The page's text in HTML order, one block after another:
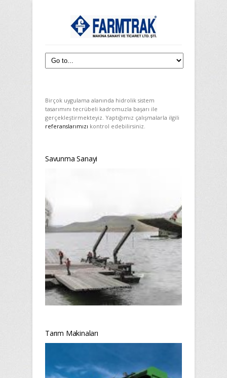
Birçok uygulama alanında hidrolik sistem
tasarımını tecrübeli kadromuzla başarı ile
gerçekleştirmekteyiz. Yaptığımız çalışmalarla ilgili
referanslarımızı kontrol edebilirsiniz.
Savunma Sanayi
Tarım Makinaları